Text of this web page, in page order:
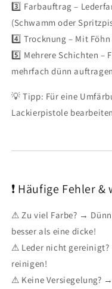
3️⃣ Farbauftrag –
(Schwamm oder
4️⃣ Trocknung – Mit
5️⃣ Mehrere Schichten –
mehrfach dünn auftragen
💡 Tipp: Für eine
Lackierpistole
❗ Häufige Fehler
⚠ Zu viel Farbe? →
besser als eine dicke!
⚠ Leder nicht
reinigen!
⚠ Keine Versiegelung?